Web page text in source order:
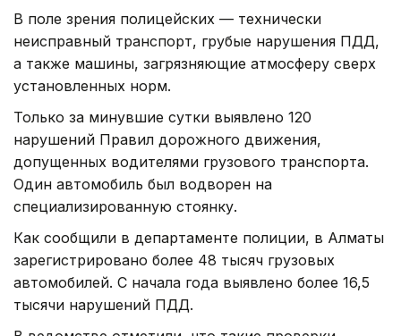
В поле зрения полицейских — технически
неисправный транспорт, грубые нарушения ПДД,
а также машины, загрязняющие атмосферу сверх
установленных норм.
Только за минувшие сутки выявлено 120
нарушений Правил дорожного движения,
допущенных водителями грузового транспорта.
Один автомобиль был водворен на
специализированную стоянку.
Как сообщили в департаменте полиции, в Алматы
зарегистрировано более 48 тысяч грузовых
автомобилей. С начала года выявлено более 16,5
тысячи нарушений ПДД.